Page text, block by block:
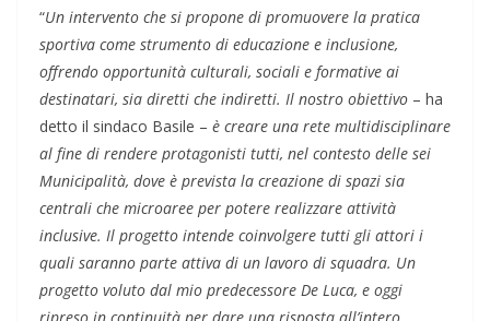
“Un intervento che si propone di promuovere la pratica
sportiva come strumento di educazione e inclusione,
offrendo opportunità culturali, sociali e formative ai
destinatari, sia diretti che indiretti. Il nostro obiettivo – ha
detto il sindaco Basile – è creare una rete multidisciplinare
al fine di rendere protagonisti tutti, nel contesto delle sei
Municipalità, dove è prevista la creazione di spazi sia
centrali che microaree per potere realizzare attività
inclusive. Il progetto intende coinvolgere tutti gli attori i
quali saranno parte attiva di un lavoro di squadra. Un
progetto voluto dal mio predecessore De Luca, e oggi